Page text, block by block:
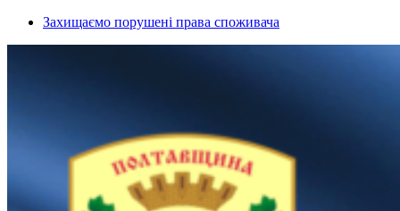
Захищаємо порушені права споживача